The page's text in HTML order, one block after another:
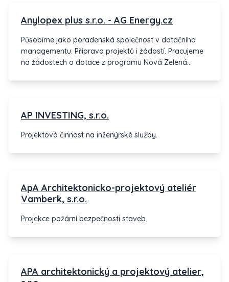
CCTV, ISB, EVS, SKS, STA, DO atd.
Anylopex plus s.r.o. - AG Energy.cz
Působíme jako poradenská společnost v dotačního
managementu. Příprava projektů i žádostí. Pracujeme
na žádostech o dotace z programu Nová Zelená
AP INVESTING, s.r.o.
Projektová činnost na inženýrské služby.
ApA Architektonicko-projektový ateliér
Vamberk, s.r.o.
Projekce požární bezpečnosti staveb.
APA architektonický a projektový atelier,